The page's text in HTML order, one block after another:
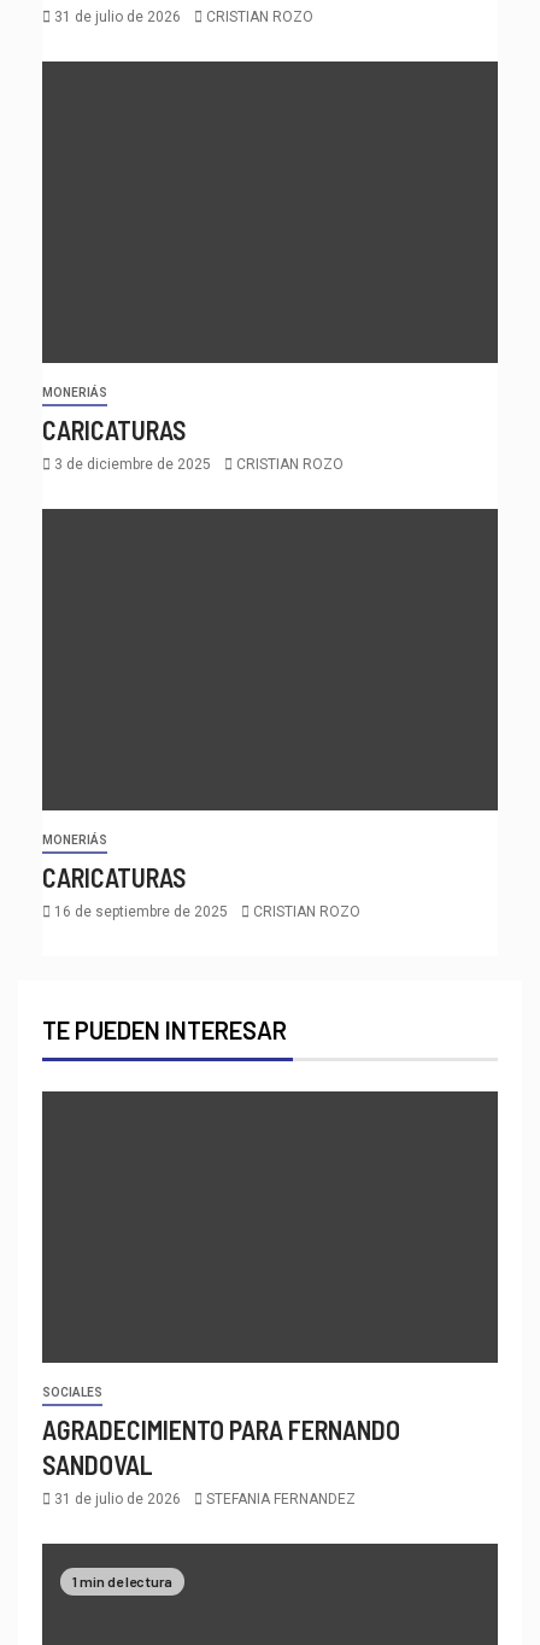
31 de julio de 2026 CRISTIAN ROZO
MONERIÁS
CARICATURAS
3 de diciembre de 2025 CRISTIAN ROZO
MONERIÁS
CARICATURAS
16 de septiembre de 2025 CRISTIAN ROZO
TE PUEDEN INTERESAR
SOCIALES
AGRADECIMIENTO PARA FERNANDO
SANDOVAL
31 de julio de 2026 STEFANIA FERNANDEZ
1 min de lectura